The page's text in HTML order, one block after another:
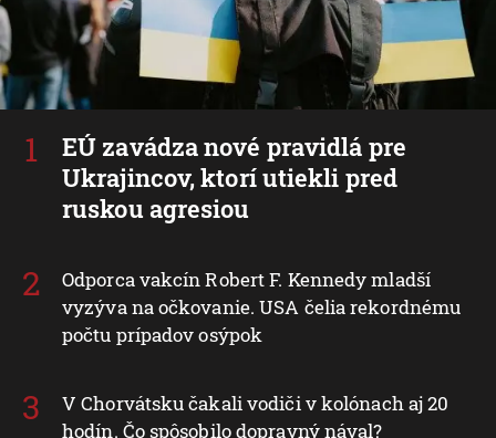
EÚ zavádza nové pravidlá pre
Ukrajincov, ktorí utiekli pred
ruskou agresiou
Odporca vakcín Robert F. Kennedy mladší
vyzýva na očkovanie. USA čelia rekordnému
počtu prípadov osýpok
V Chorvátsku čakali vodiči v kolónach aj 20
hodín. Čo spôsobilo dopravný nával?